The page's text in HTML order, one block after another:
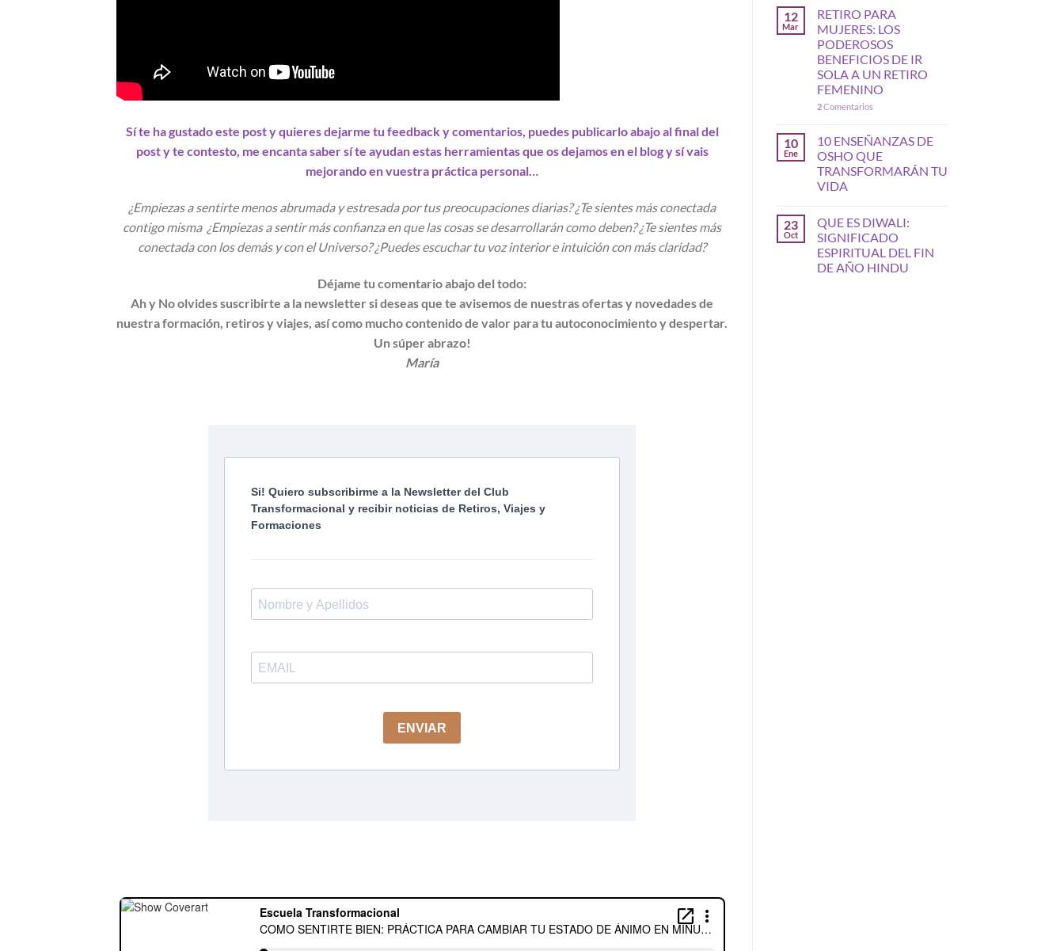
Sí te ha gustado este post y quieres dejarme tu feedback y comentarios, puedes publicarlo abajo al final del
post y te contesto, me encanta saber sí te ayudan estas herramientas que os dejamos en el blog y sí vais
mejorando en vuestra práctica personal…
¿Empiezas a sentirte menos abrumada y estresada por tus preocupaciones diarias? ¿Te sientes más conectada
contigo misma ¿Empiezas a sentir más confianza en que las cosas se desarrollarán como deben? ¿Te sientes más
conectada con los demás y con el Universo? ¿Puedes escuchar tu voz interior e intuición con más claridad?
Déjame tu comentario abajo del todo:
Ah y No olvides suscribirte a la newsletter si deseas que te avisemos de nuestras ofertas y novedades de
nuestra formación, retiros y viajes, así como mucho contenido de valor para tu autoconocimiento y despertar.
Un súper abrazo!
María
12
Mar
RETIRO PARA
MUJERES: LOS
PODEROSOS
BENEFICIOS DE IR
SOLA A UN RETIRO
FEMENINO
2Comentarios
10
Ene
10 ENSEÑANZAS DE
OSHO QUE
TRANSFORMARÁN TU
VIDA
23
Oct
QUE ES DIWALI:
SIGNIFICADO
ESPIRITUAL DEL FIN
DE AÑO HINDU